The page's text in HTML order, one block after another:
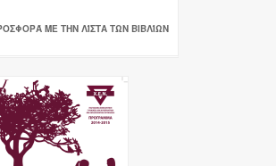
ΜΕ ΤΗΝ ΛΊΣΤΑ ΤΩΝ ΒΙΒΛΊΩΝ